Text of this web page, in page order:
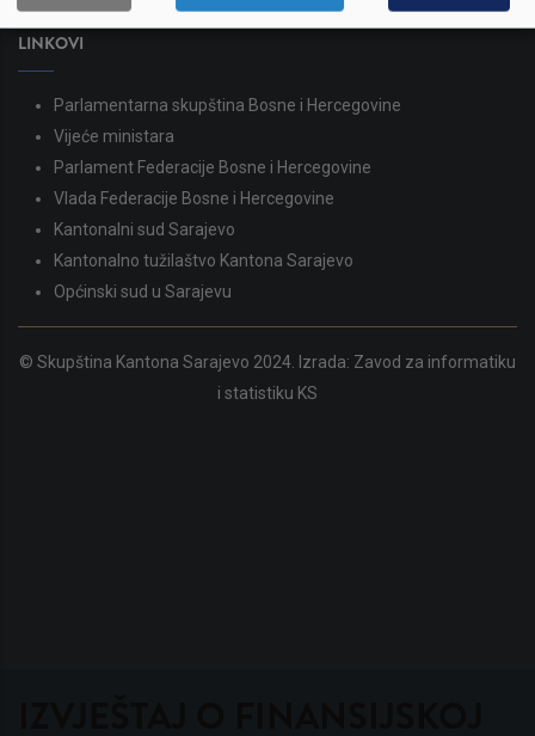
skupstina@skupstina.ks.gov.ba
LINKOVI
Parlamentarna skupština Bosne i Hercegovine
Vijeće ministara
Parlament Federacije Bosne i Hercegovine
Vlada Federacije Bosne i Hercegovine
Kantonalni sud Sarajevo
Kantonalno tužilaštvo Kantona Sarajevo
Općinski sud u Sarajevu
© Skupština Kantona Sarajevo 2024. Izrada: Zavod za informatiku
i statistiku KS